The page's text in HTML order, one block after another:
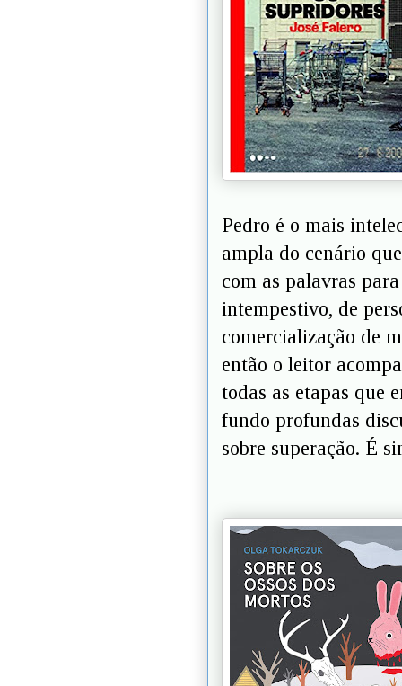
Pedro é o mais
ampla do cenário
com as palavras
intempestivo, de
comercialização de
então o leitor
todas as etapas que
fundo profundas
sobre superação. É